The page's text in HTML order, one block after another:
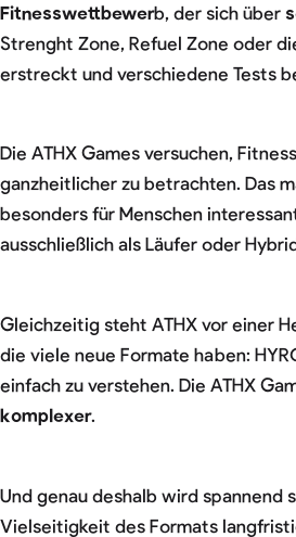
Fitnesswettbewerb, der sich über
Strenght Zone, Refuel Zone oder
erstreckt und verschiedene Tests
Die ATHX Games versuchen,
ganzheitlicher zu betrachten. Das
besonders für Menschen
ausschließlich als Läufer oder
Gleichzeitig steht ATHX vor einer
die viele neue Formate haben:
einfach zu verstehen. Die ATHX
komplexer.
Und genau deshalb wird spannend
Vielseitigkeit des Formats